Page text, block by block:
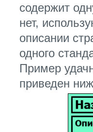
содержит
нет,
описании
одного
Пример
приведен